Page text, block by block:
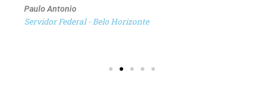
Paulo Antonio
Servidor Federal - Belo Horizonte